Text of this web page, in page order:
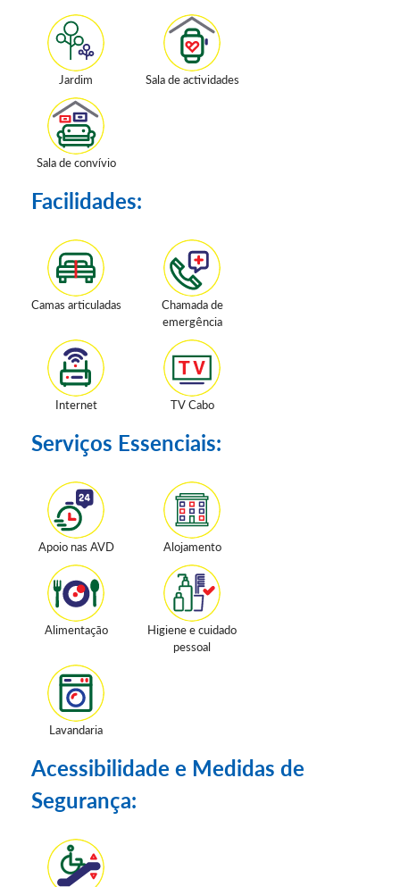
Jardim Sala de actividades
Sala de convívio
Facilidades:
Camas articuladas
Chamada de
emergência
Internet TV Cabo
Serviços Essenciais:
Apoio nas AVD Alojamento
Alimentação
Higiene e cuidado
pessoal
Lavandaria
Acessibilidade e Medidas de
Segurança: